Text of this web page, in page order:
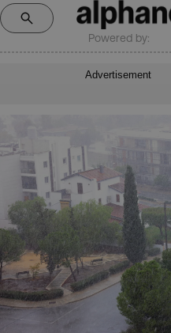
Powered by:
Advertisement